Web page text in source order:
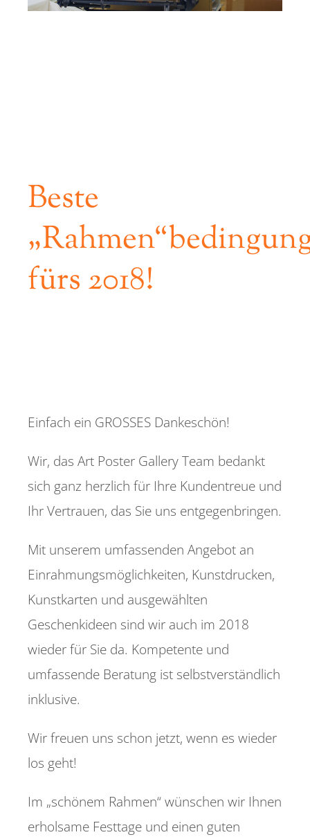
Beste
fürs 2018!
Einfach ein GROSSES Dankeschön!
Wir, das Art Poster Gallery Team bedankt
sich ganz herzlich für Ihre Kundentreue und
Ihr Vertrauen, das Sie uns entgegenbringen.
Mit unserem umfassenden Angebot an
Einrahmungsmöglichkeiten, Kunstdrucken,
Kunstkarten und ausgewählten
Geschenkideen sind wir auch im 2018
wieder für Sie da. Kompetente und
umfassende Beratung ist selbstverständlich
inklusive.
Wir freuen uns schon jetzt, wenn es wieder
los geht!
Im „schönem Rahmen“ wünschen wir Ihnen
erholsame Festtage und einen guten